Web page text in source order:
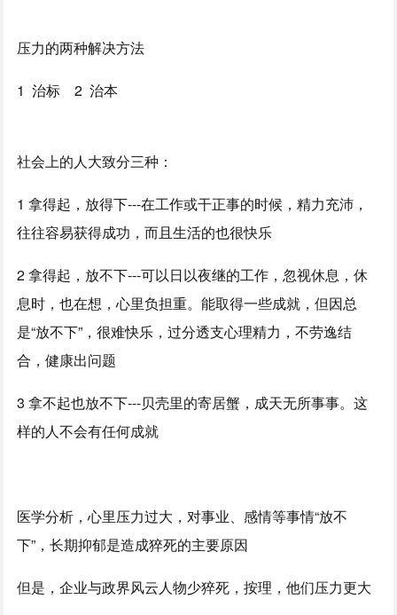
压力的两种解决方法
1 治标 2 治本
社会上的人大致分三种：
1 拿得起，放得下---在工作或干正事的时候，精力充沛，
往往容易获得成功，而且生活的也很快乐
2 拿得起，放不下---可以日以夜继的工作，忽视休息，休
息时，也在想，心里负担重。能取得一些成就，但因总
是“放不下”，很难快乐，过分透支心理精力，不劳逸结
合，健康出问题
3 拿不起也放不下---贝壳里的寄居蟹，成天无所事事。这
样的人不会有任何成就
医学分析，心里压力过大，对事业、感情等事情“放不
下”，长期抑郁是造成猝死的主要原因
但是，企业与政界风云人物少猝死，按理，他们压力更大